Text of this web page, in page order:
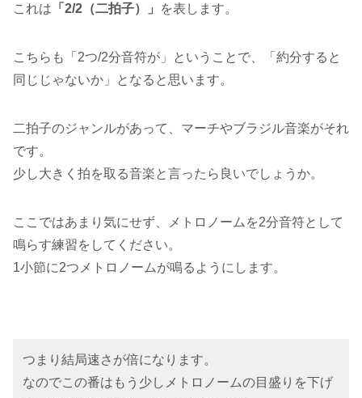
これは 「2/2（二拍子）」 を表します。
こちらも「2つ/2分音符が」ということで、「約分すると
同じじゃないか」となると思います。
二拍子のジャンルがあって、マーチやブラジル音楽がそれ
です。
少し大きく拍を取る音楽と言ったら良いでしょうか。
ここではあまり気にせず、メトロノームを2分音符として
鳴らす練習をしてください。
1小節に2つメトロノームが鳴るようにします。
つまり結局速さが倍になります。
なのでこの番はもう少しメトロノームの目盛りを下げ